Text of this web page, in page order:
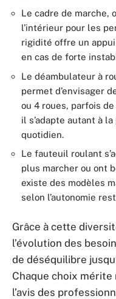
Le cadre de marche,
l’intérieur pour les
rigidité offre un
en cas de forte
Le déambulateur à
permet d’envisager
ou 4 roues, parfois de
il s’adapte autant à
quotidien.
Le fauteuil roulant
plus marcher ou ont
existe des modèles
selon l’autonomie
Grâce à cette
l’évolution des
de déséquilibre
Chaque choix
l’avis des